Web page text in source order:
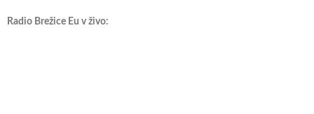
Radio Brežice Eu v živo: